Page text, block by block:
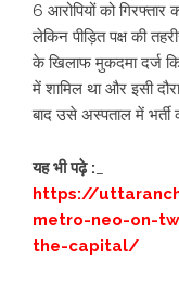
6 आरोपियों को गिरफ्तार
लेकिन पीड़ित पक्ष की
के खिलाफ मुकदमा दर्ज
में शामिल था और इसी
बाद उसे अस्पताल में भर्ती
यह भी पढ़े :
https://
metro-neo-on-
the-capital/